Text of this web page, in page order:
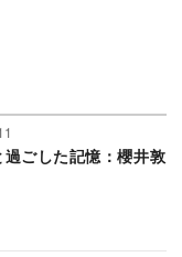
過ごした記憶：櫻井敦